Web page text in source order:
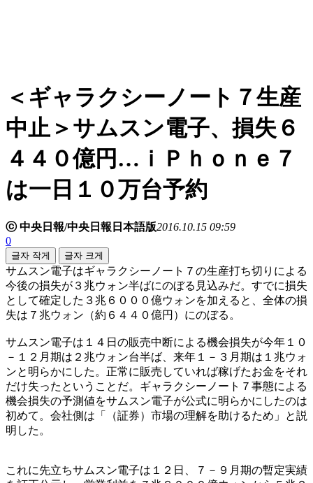
＜ギャラクシーノート７生産
中止＞サムスン電子、損失６
４４０億円…ｉＰｈｏｎｅ７
は一日１０万台予約
ⓒ 中央日報/中央日報日本語版2016.10.15 09:59
0
글자 작게 글자 크게
サムスン電子はギャラクシーノート７の生産打ち切りによる
今後の損失が３兆ウォン半ばにのぼる見込みだ。すでに損失
として確定した３兆６０００億ウォンを加えると、全体の損
失は７兆ウォン（約６４４０億円）にのぼる。
サムスン電子は１４日の販売中断による機会損失が今年１０
－１２月期は２兆ウォン台半ば、来年１－３月期は１兆ウォ
ンと明らかにした。正常に販売していれば稼げたお金をそれ
だけ失ったということだ。ギャラクシーノート７事態による
機会損失の予測値をサムスン電子が公式に明らかにしたのは
初めて。会社側は「（証券）市場の理解を助けるため」と説
明した。
これに先立ちサムスン電子は１２日、７－９月期の暫定実績